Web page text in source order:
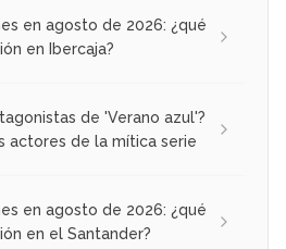
en agosto de 2026: ¿qué
en Ibercaja?
de 'Verano azul'?
actores de la mítica serie
en agosto de 2026: ¿qué
en el Santander?